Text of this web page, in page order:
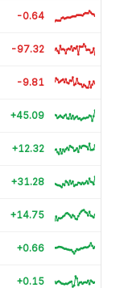
-0.64
-97.32
-9.81
+45.09
+12.32
+31.28
+14.75
+0.66
+0.15